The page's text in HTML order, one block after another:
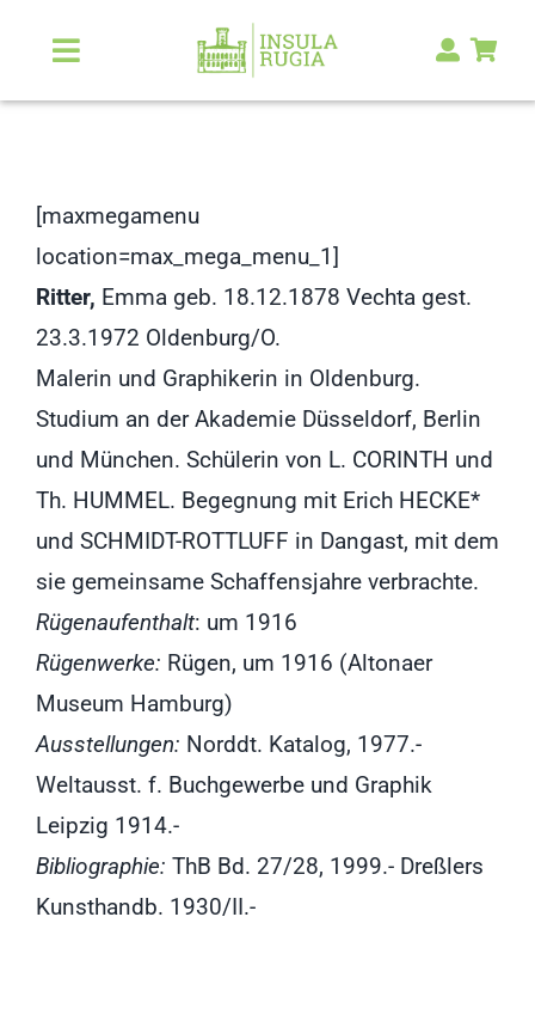
Inhalt
springen
Toggle
Navigation
RUGIA Shop
[maxmegamenu
location=max_mega_menu_1]
Ritter, Emma geb. 18.12.1878 Vechta gest.
23.3.1972 Oldenburg/O.
Malerin und Graphikerin in Oldenburg.
Studium an der Akademie Düsseldorf, Berlin
und München. Schülerin von L. CORINTH und
Th. HUMMEL. Begegnung mit Erich HECKE*
und SCHMIDT-ROTTLUFF in Dangast, mit dem
sie gemeinsame Schaffensjahre verbrachte.
Rügenaufenthalt: um 1916
Rügenwerke: Rügen, um 1916 (Altonaer
Museum Hamburg)
Ausstellungen: Norddt. Katalog, 1977.-
Weltausst. f. Buchgewerbe und Graphik
Leipzig 1914.-
Bibliographie: ThB Bd. 27/28, 1999.- Dreßlers
Kunsthandb. 1930/II.-